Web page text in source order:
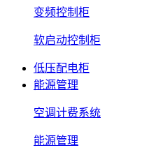
变频控制柜
软启动控制柜
低压配电柜
能源管理
空调计费系统
能源管理